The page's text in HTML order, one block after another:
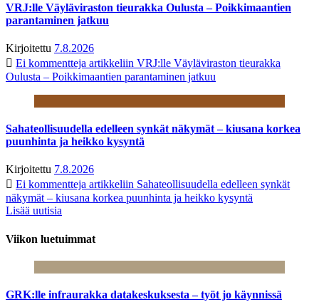
VRJ:lle Väyläviraston tieurakka Oulusta – Poikkimaantien
parantaminen jatkuu
Kirjoitettu 7.8.2026
Ei kommentteja artikkeliin VRJ:lle Väyläviraston tieurakka
Oulusta – Poikkimaantien parantaminen jatkuu
Sahateollisuudella edelleen synkät näkymät – kiusana korkea
puunhinta ja heikko kysyntä
Kirjoitettu 7.8.2026
Ei kommentteja artikkeliin Sahateollisuudella edelleen synkät
näkymät – kiusana korkea puunhinta ja heikko kysyntä
Lisää uutisia
Viikon luetuimmat
GRK:lle infraurakka datakeskuksesta – työt jo käynnissä